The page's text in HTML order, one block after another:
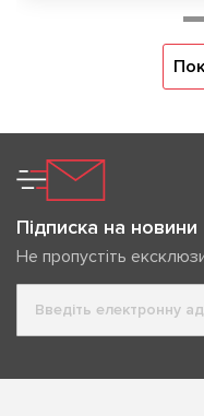
Підписка на новини
Не пропустіть